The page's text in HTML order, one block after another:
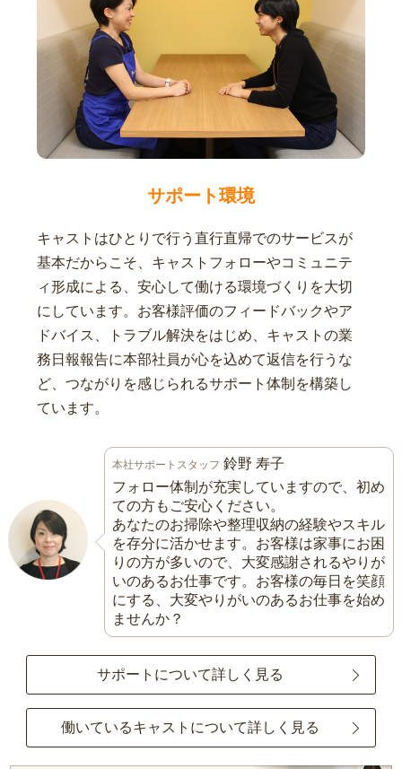
サポート環境
キャストはひとりで行う直行直帰でのサービスが
基本だからこそ、キャストフォローやコミュニテ
ィ形成による、安心して働ける環境づくりを大切
にしています。お客様評価のフィードバックやア
ドバイス、トラブル解決をはじめ、キャストの業
務日報報告に本部社員が心を込めて返信を行うな
ど、つながりを感じられるサポート体制を構築し
ています。
本社サポートスタッフ 鈴野 寿子
フォロー体制が充実していますので、初め
ての方もご安心ください。
あなたのお掃除や整理収納の経験やスキル
を存分に活かせます。お客様は家事にお困
りの方が多いので、大変感謝されるやりが
いのあるお仕事です。お客様の毎日を笑顔
にする、大変やりがいのあるお仕事を始め
ませんか？
サポートについて詳しく見る
働いているキャストについて詳しく見る